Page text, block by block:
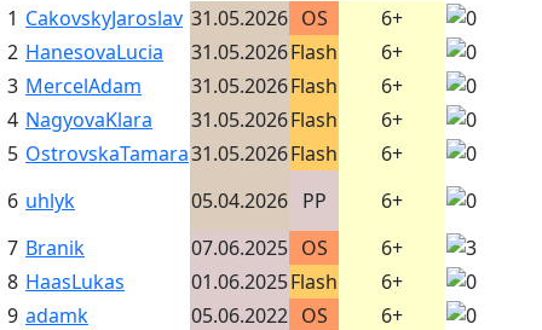
1 CakovskyJaroslav 31.05.2026 OS
6+
2 HanesovaLucia 31.05.2026Flash
6+
3 MercelAdam 31.05.2026Flash
6+
4 NagyovaKlara 31.05.2026Flash
6+
5 OstrovskaTamara31.05.2026Flash
6+
6 uhlyk 05.04.2026 PP
6+
7 Branik 07.06.2025 OS
6+
8 HaasLukas 01.06.2025Flash
6+
9 adamk 05.06.2022 OS
6+